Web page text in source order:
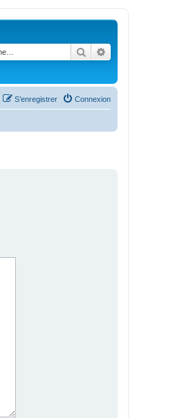
Rechercher
Connexion
S’enregistrer